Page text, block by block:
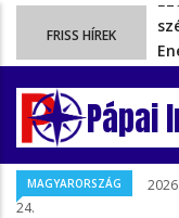
FRISS HÍREK
A
Pápai
MAGYARORSZÁG
24.